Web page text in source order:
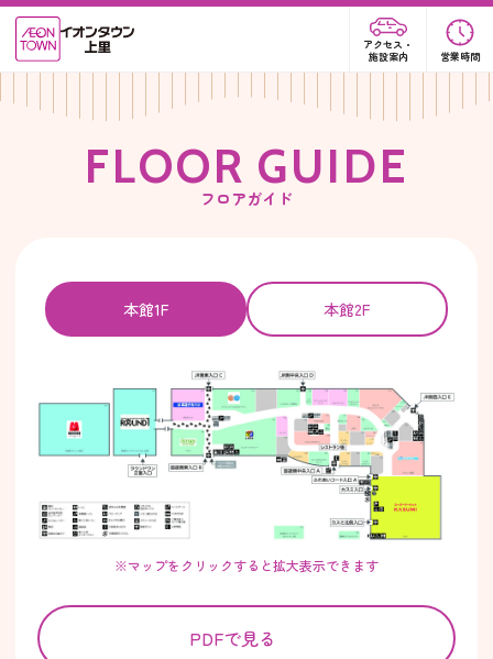
アクセス・
施設案内
営業時間
FLOOR GUIDE
フロアガイド
本館1F 本館2F
※マップをクリックすると拡大表示できます
PDFで見る